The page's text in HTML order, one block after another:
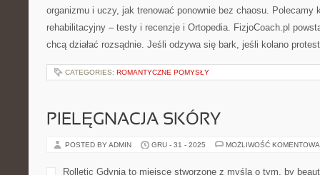
organizmu i uczy, jak trenować ponownie bez chaosu. Polecamy
rehabilitacyjny – testy i recenzje i Ortopedia. FizjoCoach.pl
chcą działać rozsądnie. Jeśli odzywa się bark, jeśli kolano
CATEGORIES: ROMANTYCZNE POMYSŁY
PIELĘGNACJA SKÓRY
POSTED BY ADMIN GRU - 31 - 2025 MOŻLIWOŚĆ
Rolletic Gdynia to miejsce stworzone z myślą o tym, by